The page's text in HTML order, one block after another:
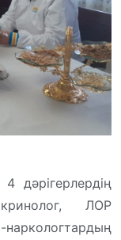
дәрігерлердің
ЛОР